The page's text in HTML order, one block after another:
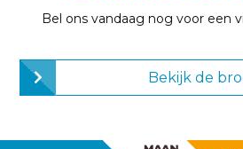
Bel ons vandaag nog voor een
Bekijk de